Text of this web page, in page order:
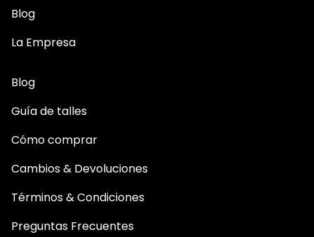
Blog
La Empresa
Blog
Guía de talles
Cómo comprar
Cambios & Devoluciones
Términos & Condiciones
Preguntas Frecuentes